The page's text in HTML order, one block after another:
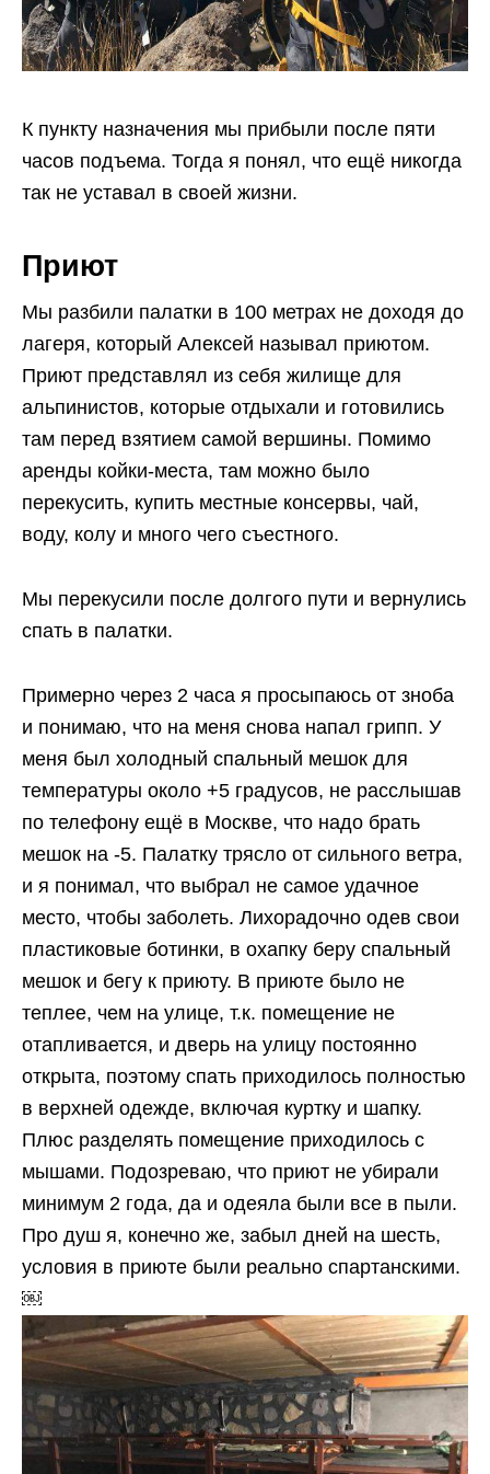
К пункту назначения мы прибыли после пяти
часов подъема. Тогда я понял, что ещё никогда
так не уставал в своей жизни.
Приют
Мы разбили палатки в 100 метрах не доходя до
лагеря, который Алексей называл приютом.
Приют представлял из себя жилище для
альпинистов, которые отдыхали и готовились
там перед взятием самой вершины. Помимо
аренды койки-места, там можно было
перекусить, купить местные консервы, чай,
воду, колу и много чего съестного.
Мы перекусили после долгого пути и вернулись
спать в палатки.
Примерно через 2 часа я просыпаюсь от зноба
и понимаю, что на меня снова напал грипп. У
меня был холодный спальный мешок для
температуры около +5 градусов, не расслышав
по телефону ещё в Москве, что надо брать
мешок на -5. Палатку трясло от сильного ветра,
и я понимал, что выбрал не самое удачное
место, чтобы заболеть. Лихорадочно одев свои
пластиковые ботинки, в охапку беру спальный
мешок и бегу к приюту. В приюте было не
теплее, чем на улице, т.к. помещение не
отапливается, и дверь на улицу постоянно
открыта, поэтому спать приходилось полностью
в верхней одежде, включая куртку и шапку.
Плюс разделять помещение приходилось с
мышами. Подозреваю, что приют не убирали
минимум 2 года, да и одеяла были все в пыли.
Про душ я, конечно же, забыл дней на шесть,
условия в приюте были реально спартанскими.
￼